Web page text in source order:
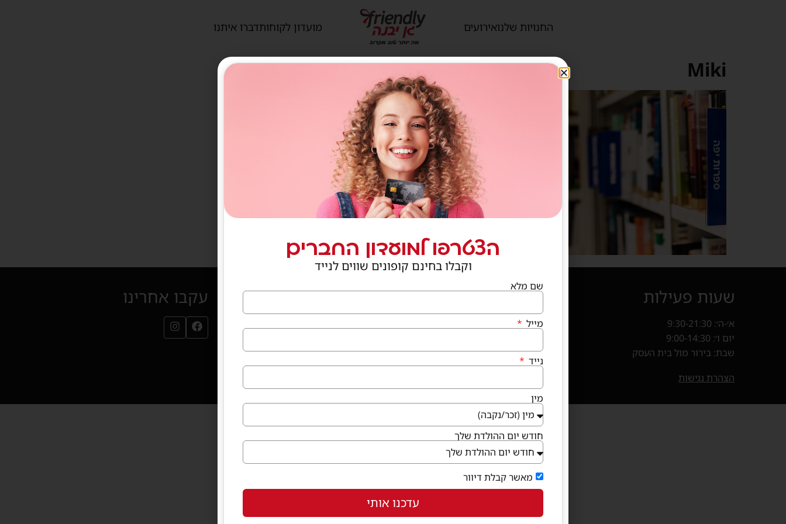
החנויות שלנואירועים מועדון לקוחותדברו איתנו
Miki
שעות פעילות
א׳-ה׳: 9:30-21:30
יום ו׳: 9:00-14:30
שבת: בירור מול בית העסק
הצהרת נגישות
איך מגיעים
קניון פרנדלי גן יבנה, המגינים 56
בואו לבקר
שירותי הקניון עקבו אחרינו
עמוד הפייסבוק שלנו (נפתח בחלון חדש)
עמוד האינסטגרם שלנו (נפתח בחלון
הצטרפו למועדון החברים
וקבלו בחינם קופונים שווים לנייד
שם מלא
מייל
נייד
מין
חודש יום ההולדת שלך
מאשר קבלת דיוור
עדכנו אותי